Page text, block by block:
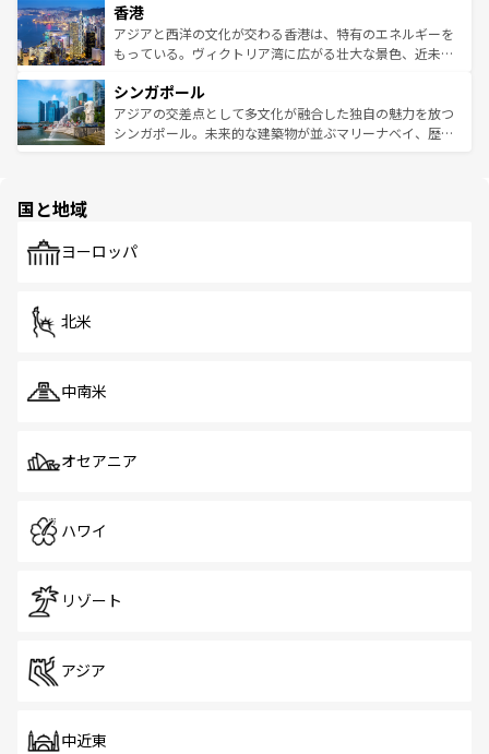
とつ。フォーやバインミー、ベトナムコーヒーなどは、ぜ
ひ現地で味わいたい。どの地域を訪れてもあたたかい人々
が旅行者を迎えてくれるので、きっと忘れられない旅にな
参照してほしい。
の活気が交差している。北部ではチェンマイなどの山岳地
帯で自然と触れ合い、南部ではプーケットやクラビの美し
いビーチでリゾート気分を楽しむことができる。タイ料理
激する。気候は一年中温暖で、どの季節にも異なる楽しみ
が待っている。親しみやすいタイの人々、仏教を中心とし
た文化、そして多様な観光資源が、訪れる旅人を魅了し続
香港
アジアと西洋の文化が交わる香港は、特有のエネルギーを
もっている。ヴィクトリア湾に広がる壮大な景色、近未来
み、どこを訪れても感動するはず。観光スポットが密集し
ており、効率よく見どころを回れるのも魅力。息をのむよ
うな絶景から文化的な体験まで、香港を存分に楽しみ尽く
シンガポール
アジアの交差点として多文化が融合した独自の魅力を放つ
シンガポール。未来的な建築物が並ぶマリーナベイ、歴史
で、ホーカーズは地元の風情を楽しめる外せないスポット
国と地域
ヨーロッパ
北米
中南米
オセアニア
ハワイ
リゾート
アジア
中近東